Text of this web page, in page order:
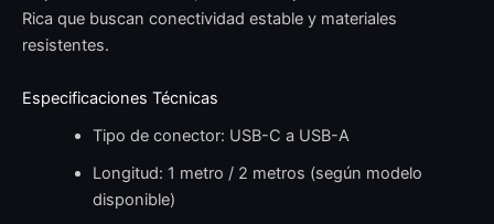
Rica que buscan conectividad estable y materiales
resistentes.
Especificaciones Técnicas
Tipo de conector: USB-C a USB-A
Longitud: 1 metro / 2 metros (según modelo
disponible)